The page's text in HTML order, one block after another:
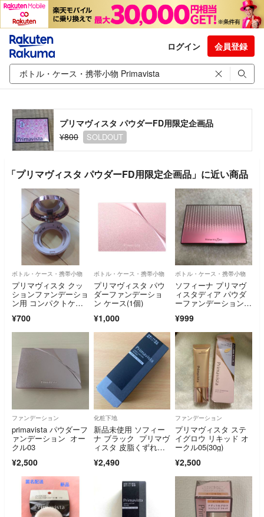
ログイン 会員登録
プリマヴィスタ パウダーFD用限定企画品
¥800
SOLDOUT
「プリマヴィスタ パウダーFD用限定企画品」に近い商品
ボトル・ケース・携帯小物
プリマヴィスタ クッ
ションファンデーショ
ン用 コンパクトケー
¥700
ボトル・ケース・携帯小物
プリマヴィスタ パウ
ダーファンデーショ
ン ケース(1個)
¥1,000
ボトル・ケース・携帯小物
ソフィーナ プリマヴ
ィスタディア パウダ
ーファンデーション用
¥999
ファンデーション
primavista パウダーフ
ァンデーション オー
クル03
¥2,500
化粧下地
新品未使用 ソフィー
ナ ブラック プリマヴ
ィスタ 皮脂くずれ防
ー肌用 25ml
¥2,490
ファンデーション
プリマヴィスタ ステ
イグロウ リキッド オ
ークル05(30g)
¥2,500